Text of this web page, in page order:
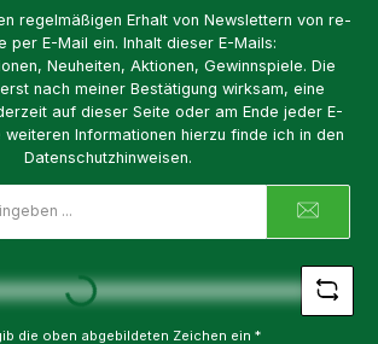
regelmäßigen Erhalt von Newslettern von re-
per E-Mail ein. Inhalt dieser E-Mails:
Neuheiten, Aktionen, Gewinnspiele. Die
nach meiner Bestätigung wirksam, eine
auf dieser Seite oder am Ende jeder E-
weiteren Informationen hierzu finde ich in den
Datenschutzhinweisen.
Loading...
die oben abgebildeten Zeichen ein *